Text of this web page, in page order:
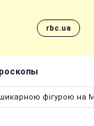
rbc.ua
шикарною фігурою на